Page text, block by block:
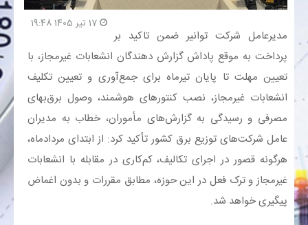
بیمه و بورس
بانک
انرژی
اقتصاد
خانه
مدیرعامل شرکت توانیر ضمن تاکید بر
پرداخت به موقع پاداش گزارش دهندگان انشعابات غیرمجاز، با
تعیین مهلت تا پایان تیرماه برای جمع‌آوری و تعیین تکلیف
انشعابات غیرمجاز، نصب کنتورهای هوشمند، وصول برق‌بهای
مصرفی و رسیدگی به گزارش‌های مأموران، خطاب به مدیران
عامل شرکت‌های توزیع برق کشور تأکید کرد: از ابتدای مردادماه،
هرگونه قصور در اجرای تکالیف، کم‌کاری در مقابله با انشعابات
غیرمجاز و ترک فعل در این حوزه، مطابق مقررات و بدون اغماض
پیگیری خواهد شد.